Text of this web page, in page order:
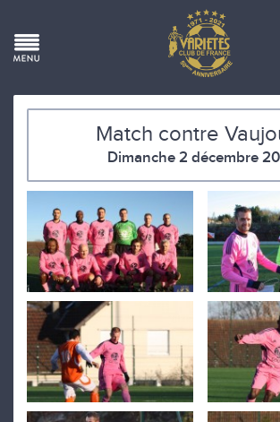
Match contre
Dimanche 2 décembre